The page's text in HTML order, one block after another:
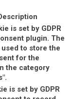
is set by GDPR
plugin. The
to store the
for the
the category
is set by GDPR